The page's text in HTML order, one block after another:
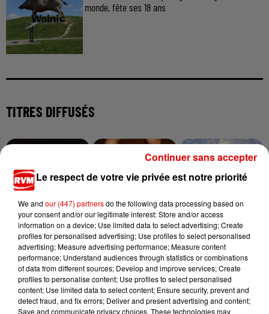
monde, fête ses 18 ans
TITRES DIFFUSÉS
DJO
End Of Beginning
HUGEL, IMAEL ANGEL,
ULTRA NATE
Movin' To The Sun
8h32
8h32
ADELE CASTILLON
Ete Avec Toi
Le respect de votre vie privée est notre priorité
We and our (447) partnersdo the following data processing based on
your consent and/or our legitimate interest: Store and/or access
information on a device; Use limited data to select advertising; Create
profiles for personalised advertising; Use profiles to select personalised
advertising; Measure advertising performance; Measure content
performance; Understand audiences through statistics or combinations
of data from different sources; Develop and improve services; Create
profiles to personalise content; Use profiles to select personalised
content; Use limited data to select content; Ensure security, prevent and
detect fraud, and fix errors; Deliver and present advertising and content;
Save and communicate privacy choices. These technologies may
Continuer sans accepter